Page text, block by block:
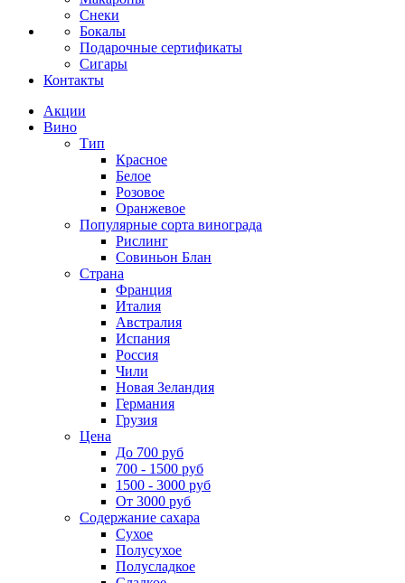
Снеки
Бокалы
Подарочные сертификаты
Сигары
Контакты
Акции
Вино
Тип
Красное
Белое
Розовое
Оранжевое
Популярные сорта винограда
Рислинг
Совиньон Блан
Страна
Франция
Италия
Австралия
Испания
Россия
Чили
Новая Зеландия
Германия
Грузия
Цена
До 700 руб
700 - 1500 руб
1500 - 3000 руб
От 3000 руб
Содержание сахара
Сухое
Полусухое
Полусладкое